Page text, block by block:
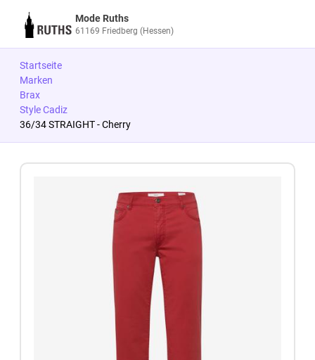
Mode Ruths
61169 Friedberg (Hessen)
Startseite
Marken
Brax
Style Cadiz
36/34 STRAIGHT - Cherry